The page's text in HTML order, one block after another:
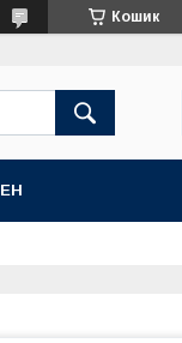
Кошик